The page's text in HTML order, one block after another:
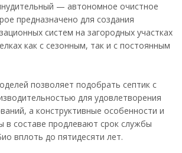
— автономное очистное
предназначено для создания
систем на загородных участках
как с сезонным, так и с постоянным
позволяет подобрать септик с
для удовлетворения
а конструктивные особенности и
в составе продлевают срок службы
вплоть до пятидесяти лет.